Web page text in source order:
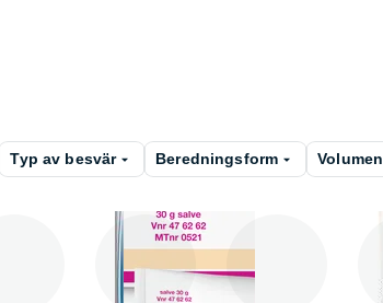
Typ av besvär Beredningsform Volumen